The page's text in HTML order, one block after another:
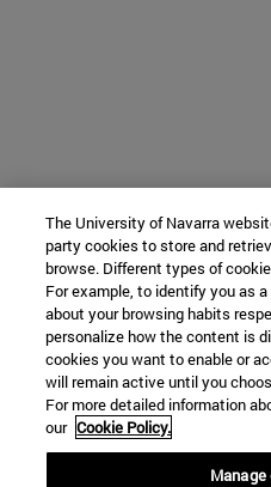
The University of Navarra
party cookies to store and
browse. Different types of
For example, to identify you as
about your browsing habits
personalize how the content is
cookies you want to enable or
will remain active until you
For more detailed information
our Cookie Policy.